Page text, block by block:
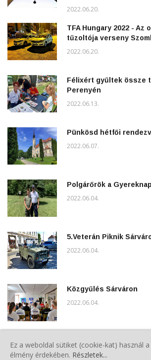
2022.06.20.
TFA Hungary 2022 - Az
tűzoltója verseny
2022.06.20.
Félixért gyűltek össze
Perenyén
2022.06.13.
Pünkösd hétfői
2022.06.07.
Polgárőrök a
2022.06.04.
5.Veterán Piknik
2022.06.04.
Közgyűlés Sárváron
2022.06.04.
A VMPSZ
évindító Ötletbörzét
Ez a weboldal sütiket (cookie-kat) használ
élmény érdekében. Részletek...